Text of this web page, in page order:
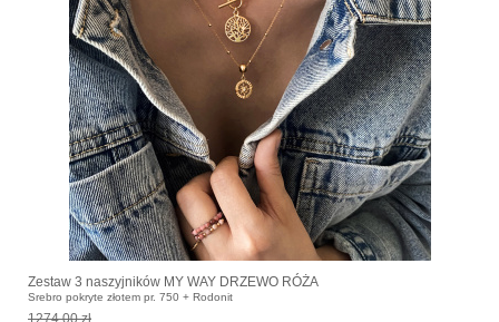
Zestaw 3 naszyjników MY WAY DRZEWO RÓŻA
Srebro pokryte złotem pr. 750 + Rodonit
1274.00 zł